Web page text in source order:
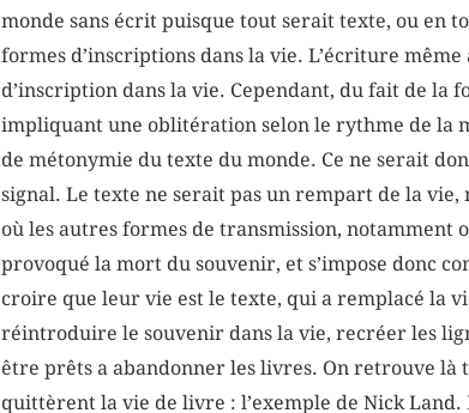
monde sans écrit puisque tout serait texte, ou en
formes d’inscriptions dans la vie. L’écriture
d’inscription dans la vie. Cependant, du fait de la
impliquant une oblitération selon le rythme de la
de métonymie du texte du monde. Ce ne serait
signal. Le texte ne serait pas un rempart de la
où les autres formes de transmission, notamment
provoqué la mort du souvenir, et s’impose donc
croire que leur vie est le texte, qui a remplacé la
réintroduire le souvenir dans la vie, recréer les
être prêts a abandonner les livres. On retrouve là
quittèrent la vie de livre : l’exemple de Nick